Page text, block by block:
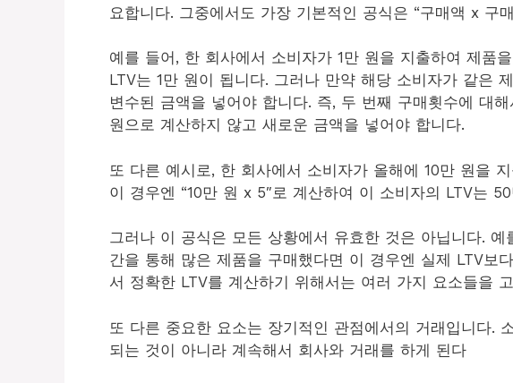
요합니다. 그중에서도 가장 기본적인 공식은 “구매액 x 구
예를 들어, 한 회사에서 소비자가 1만 원을 지출하여 제품
LTV는 1만 원이 됩니다. 그러나 만약 해당 소비자가 같은
변수된 금액을 넣어야 합니다. 즉, 두 번째 구매횟수에 대
원으로 계산하지 않고 새로운 금액을 넣어야 합니다.
또 다른 예시로, 한 회사에서 소비자가 올해에 10만 원을
이 경우엔 “10만 원 x 5″로 계산하여 이 소비자의 LTV는
그러나 이 공식은 모든 상황에서 유효한 것은 아닙니다. 예
간을 통해 많은 제품을 구매했다면 이 경우엔 실제 LTV보
서 정확한 LTV를 계산하기 위해서는 여러 가지 요소들을
또 다른 중요한 요소는 장기적인 관점에서의 거래입니다.
되는 것이 아니라 계속해서 회사와 거래를 하게 된다